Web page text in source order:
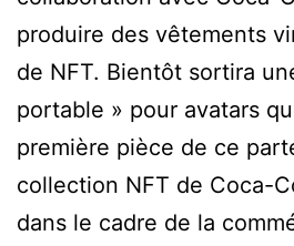
produire des vêtements
de NFT. Bientôt sortira
portable » pour avatars
première pièce de ce
collection NFT de Coca-
dans le cadre de la